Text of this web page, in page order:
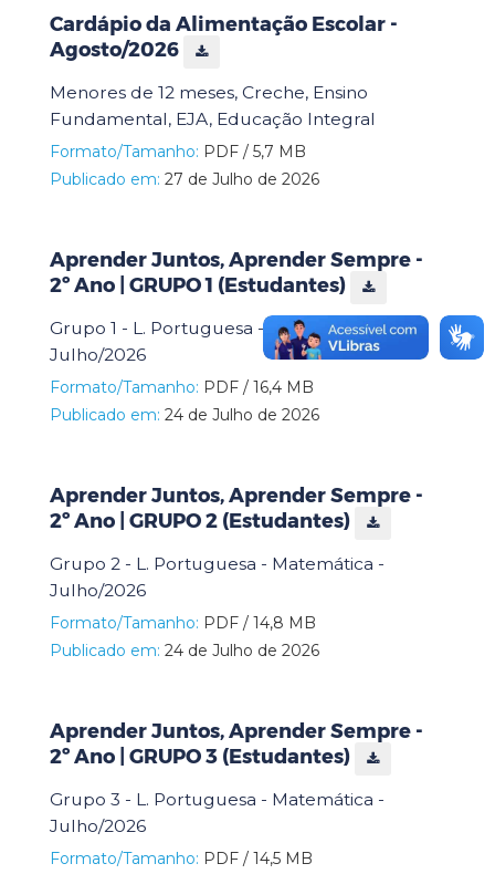
Cardápio da Alimentação Escolar -
Agosto/2026
Menores de 12 meses, Creche, Ensino
Fundamental, EJA, Educação Integral
Formato/Tamanho: PDF / 5,7 MB
Publicado em: 27 de Julho de 2026
Aprender Juntos, Aprender Sempre -
2º Ano | GRUPO 1 (Estudantes)
Grupo 1 - L. Portuguesa - Matemática -
Julho/2026
Formato/Tamanho: PDF / 16,4 MB
Publicado em: 24 de Julho de 2026
Aprender Juntos, Aprender Sempre -
2º Ano | GRUPO 2 (Estudantes)
Grupo 2 - L. Portuguesa - Matemática -
Julho/2026
Formato/Tamanho: PDF / 14,8 MB
Publicado em: 24 de Julho de 2026
Aprender Juntos, Aprender Sempre -
2º Ano | GRUPO 3 (Estudantes)
Grupo 3 - L. Portuguesa - Matemática -
Julho/2026
Formato/Tamanho: PDF / 14,5 MB